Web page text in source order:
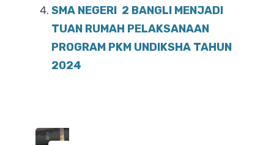
SMA NEGERI 2 BANGLI MENJADI
TUAN RUMAH PELAKSANAAN
PROGRAM PKM UNDIKSHA TAHUN
2024